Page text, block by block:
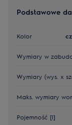
Podstawowe
Kolor
Wymiary w
Wymiary (wys. x
Maks. wymiary
Pojemność [l]